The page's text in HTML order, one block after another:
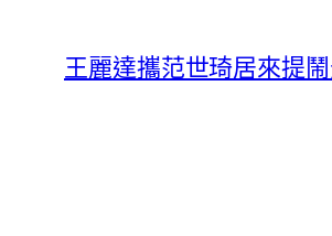
王麗達攜范世琦居來提